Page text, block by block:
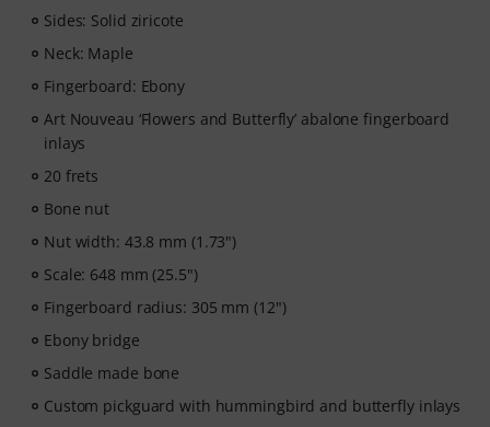
Sides: Solid ziricote
Neck: Maple
Fingerboard: Ebony
Art Nouveau ‘Flowers and Butterfly’ abalone fingerboard
inlays
20 frets
Bone nut
Nut width: 43.8 mm (1.73")
Scale: 648 mm (25.5")
Fingerboard radius: 305 mm (12")
Ebony bridge
Saddle made bone
Custom pickguard with hummingbird and butterfly inlays